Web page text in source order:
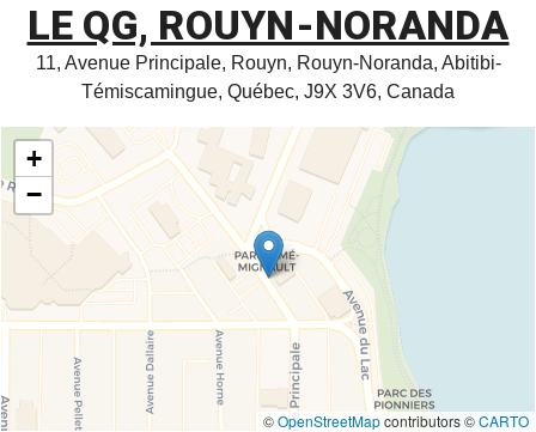
LE QG, ROUYN-NORANDA
11, Avenue Principale, Rouyn, Rouyn-Noranda, Abitibi-
Témiscamingue, Québec, J9X 3V6, Canada
+
−
©OpenStreetMapcontributors ©CARTO